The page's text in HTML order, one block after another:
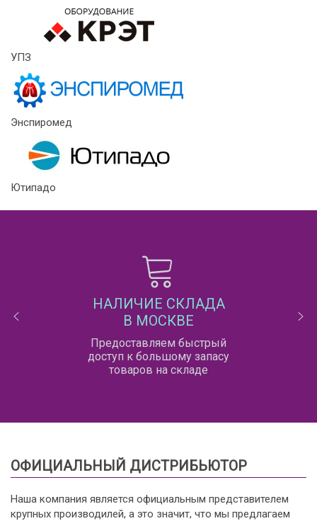
УПЗ
Энспиромед
Ютипадо
НАЛИЧИЕ СКЛАДА
В МОСКВЕ
Предоставляем быстрый
доступ к большому запасу
товаров на складе
ОФИЦИАЛЬНЫЙ ДИСТРИБЬЮТОР
Наша компания является официальным представителем
крупных производилей, а это значит, что мы предлагаем